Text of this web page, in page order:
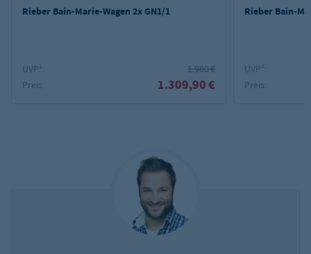
Rieber Bain-Marie-Wagen 2x GN1/1
UVP²:
1.980 €
Preis:
1.309,90 €
Rieber Bain-
UVP²:
Preis: